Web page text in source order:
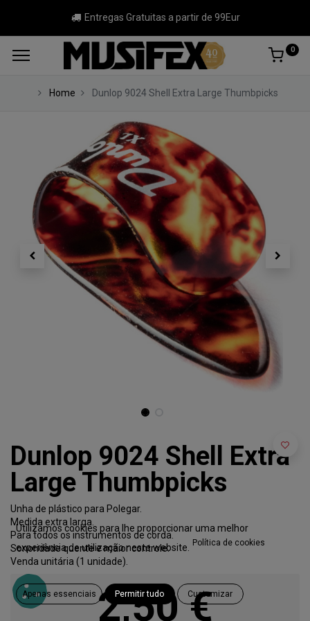
Entregas Gratuitas a partir de 99Eur
0
Home Dunlop 9024 Shell Extra Large Thumbpicks
Dunlop 9024 Shell Extra
Large Thumbpicks
Unha de plástico para Polegar.
Medida extra larga.
Para todos os instrumentos de corda.
Sonoridade quente e maior controle.
Venda unitária (1 unidade).
2,50€
Utilizamos cookies para lhe proporcionar uma melhor
experiência de utilização neste website.
Política de cookies
Apenas essenciais Permitir tudo Customizar